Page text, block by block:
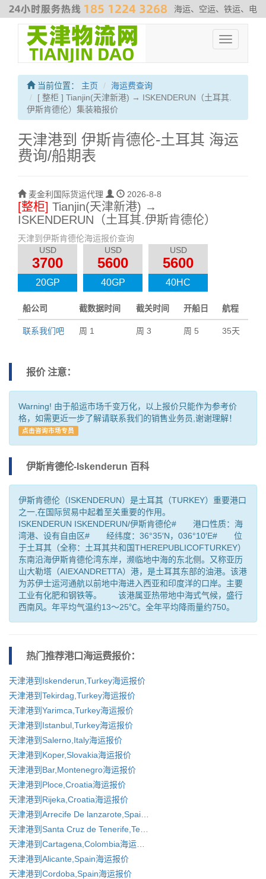
海运、空运、铁运、电
商物流、散杂货运输、危险品运输、拖车、报关、仓库内装#非洲专
线 #最新海运费走势 #伊朗海运专线
Toggle
navigation
当前位置： 主页
海运费查询
[ 整柜 ] Tianjin(天津新港) → ISKENDERUN（土耳其.
伊斯肯德伦）集装箱报价
天津港到 伊斯肯德伦-土耳其 海运
费询/船期表
麦金利国际货运代理 2026-8-8
[整柜] Tianjin(天津新港) →
ISKENDERUN（土耳其.伊斯肯德伦）
天津到伊斯肯德伦海运报价查询
USD
3700
20GP
USD
5600
40GP
USD
5600
40HC
船公司 截数据时间 截关时间 开船日 航程
联系我们吧 周 1 周 3 周 5 35天
报价 注意：
Warning! 由于船运市场千变万化，以上报价只能作为参考价
格，如需更近一步了解请联系我们的销售业务员,谢谢理解！
点击咨询市场专员
伊斯肯德伦-Iskenderun 百科
伊斯肯德伦（ISKENDERUN）是土耳其（TURKEY）重要港口
之一,在国际贸易中起着至关重要的作用。
ISKENDERUN ISKENDERUN/伊斯肯德伦# 港口性质：海
湾港、设有自由区# 经纬度：36°35′N，036°10′E# 位
于土耳其（全称：土耳其共和国THEREPUBLICOFTURKEY）
东南沿海伊斯肯德伦湾东岸，濒临地中海的东北侧。又称亚历
山大勒塔（AIEXANDRETTA）港，是土耳其东部的油港。该港
为苏伊士运河通航以前地中海进入西亚和印度洋的口岸。主要
工业有化肥和钢铁等。 该港属亚热带地中海式气候，盛行
西南风。年平均气温约13～25℃。全年平均降雨量约750。
热门推荐港口海运费报价：
天津港到Iskenderun,Turkey海运报价
天津港到Tekirdag,Turkey海运报价
天津港到Yarimca,Turkey海运报价
天津港到Istanbul,Turkey海运报价
天津港到Salerno,Italy海运报价
天津港到Koper,Slovakia海运报价
天津港到Bar,Montenegro海运报价
天津港到Ploce,Croatia海运报价
天津港到Rijeka,Croatia海运报价
天津港到Alicante,Spain海运报价
天津港到Cordoba,Spain海运报价